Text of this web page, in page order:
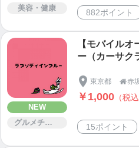
美容・健康 882ポイント
NEW
グルメチケット
【モバイル
ー（カーサク
東京都 
￥1,000 （税込
15ポイント